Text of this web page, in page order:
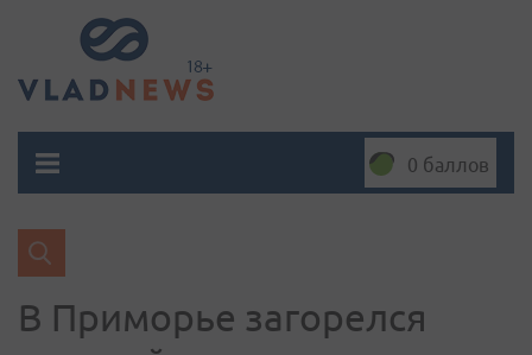
0 баллов
В Приморье загорелся